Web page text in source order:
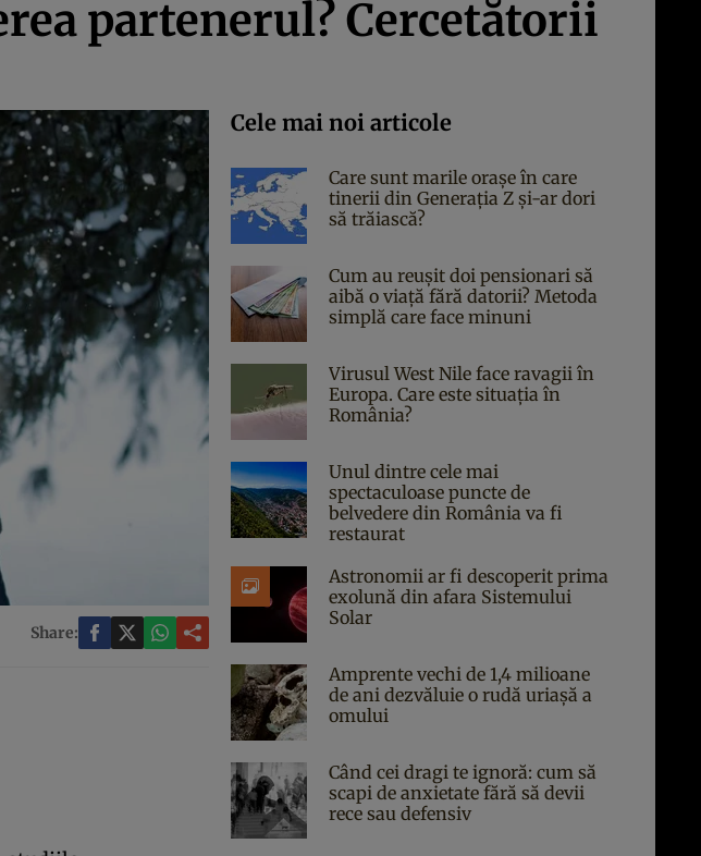
partenerul? Cercetătorii
Share:
Cele mai noi articole
Care sunt marile orașe în care
tinerii din Generația Z și-ar dori
să trăiască?
Cum au reușit doi pensionari să
aibă o viață fără datorii? Metoda
simplă care face minuni
Virusul West Nile face ravagii în
Europa. Care este situația în
România?
Unul dintre cele mai
spectaculoase puncte de
belvedere din România va fi
restaurat
Astronomii ar fi descoperit prima
exolună din afara Sistemului
Solar
Amprente vechi de 1,4 milioane
de ani dezvăluie o rudă uriașă a
omului
Când cei dragi te ignoră: cum să
scapi de anxietate fără să devii
rece sau defensiv